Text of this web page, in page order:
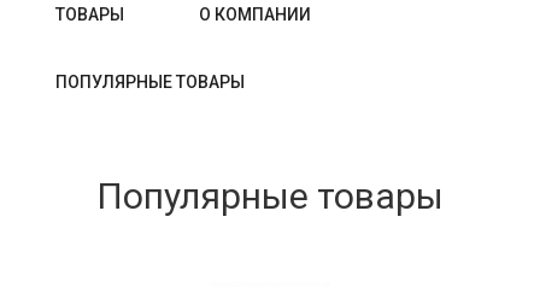
ТОВАРЫ О КОМПАНИИ
ПОПУЛЯРНЫЕ ТОВАРЫ
Популярные товары